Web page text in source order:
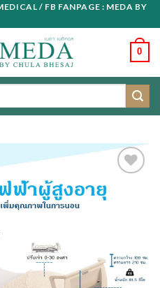
/ FB FANPAGE : MEDA BY
0